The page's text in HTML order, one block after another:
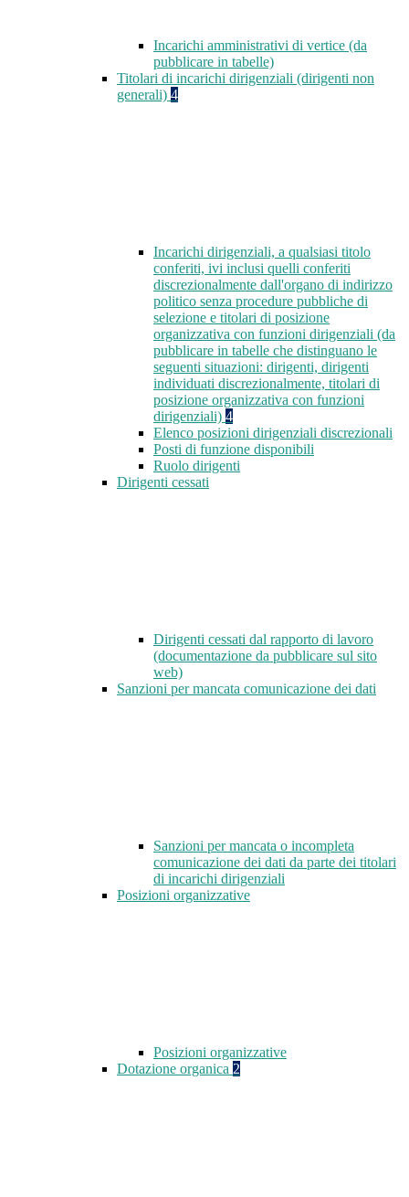
Incarichi amministrativi di vertice (da
pubblicare in tabelle)
Titolari di incarichi dirigenziali (dirigenti non
generali) 4
Incarichi dirigenziali, a qualsiasi titolo
conferiti, ivi inclusi quelli conferiti
discrezionalmente dall'organo di indirizzo
politico senza procedure pubbliche di
selezione e titolari di posizione
organizzativa con funzioni dirigenziali (da
pubblicare in tabelle che distinguano le
seguenti situazioni: dirigenti, dirigenti
individuati discrezionalmente, titolari di
posizione organizzativa con funzioni
dirigenziali) 4
Elenco posizioni dirigenziali discrezionali
Posti di funzione disponibili
Ruolo dirigenti
Dirigenti cessati
Dirigenti cessati dal rapporto di lavoro
(documentazione da pubblicare sul sito
web)
Sanzioni per mancata comunicazione dei dati
Sanzioni per mancata o incompleta
comunicazione dei dati da parte dei titolari
di incarichi dirigenziali
Posizioni organizzative
Posizioni organizzative
Dotazione organica 2